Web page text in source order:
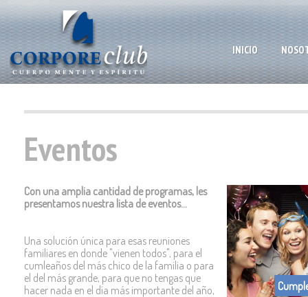
INICIO
Eventos
Con una amplia cantidad de programas, les
presentamos nuestra lista de eventos...
Una solución única para esas reuniones
familiares en donde "vienen todos", para el
cumleaños del más chico de la familia o para
el del más grande, para que no tengas que
hacer nada en el día más importante del año,